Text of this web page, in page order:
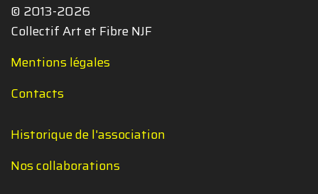
© 2013-2026
Collectif Art et Fibre NJF
Mentions légales
Contacts
Historique de l'association
Nos collaborations